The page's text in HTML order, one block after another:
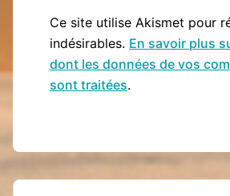
Ce site utilise Akismet pour
indésirables. En savoir plus
dont les données de vos
sont traitées.